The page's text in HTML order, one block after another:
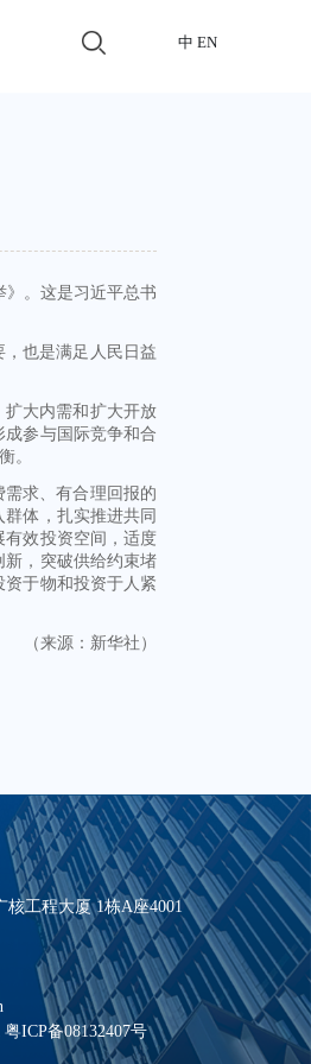
中 EN
。这是习近平总书
也是满足人民日益
大内需和扩大开放
参与国际竞争和合
。
求、有合理回报的
体，扎实推进共同
效投资空间，适度
，突破供给约束堵
于物和投资于人紧
（来源：新华社）
工程大厦 1栋A座4001
粤ICP备08132407号